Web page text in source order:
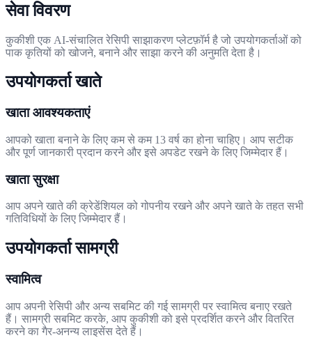
सेवा विवरण
कुकीशी एक AI-संचालित रेसिपी साझाकरण प्लेटफ़ॉर्म है जो उपयोगकर्ताओं को
पाक कृतियों को खोजने, बनाने और साझा करने की अनुमति देता है।
उपयोगकर्ता खाते
खाता आवश्यकताएं
आपको खाता बनाने के लिए कम से कम 13 वर्ष का होना चाहिए। आप सटीक
और पूर्ण जानकारी प्रदान करने और इसे अपडेट रखने के लिए जिम्मेदार हैं।
खाता सुरक्षा
आप अपने खाते की क्रेडेंशियल को गोपनीय रखने और अपने खाते के तहत सभी
गतिविधियों के लिए जिम्मेदार हैं।
उपयोगकर्ता सामग्री
स्वामित्व
आप अपनी रेसिपी और अन्य सबमिट की गई सामग्री पर स्वामित्व बनाए रखते
हैं। सामग्री सबमिट करके, आप कुकीशी को इसे प्रदर्शित करने और वितरित
करने का गैर-अनन्य लाइसेंस देते हैं।